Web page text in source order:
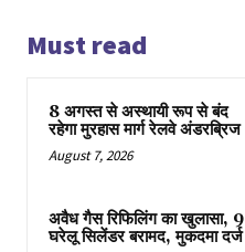
Must read
8 अगस्त से अस्थायी रूप से बंद
रहेगा मुरहास मार्ग रेलवे अंडरब्रिज
August 7, 2026
अवैध गैस रिफिलिंग का खुलासा, 9
घरेलू सिलेंडर बरामद, मुकदमा दर्ज